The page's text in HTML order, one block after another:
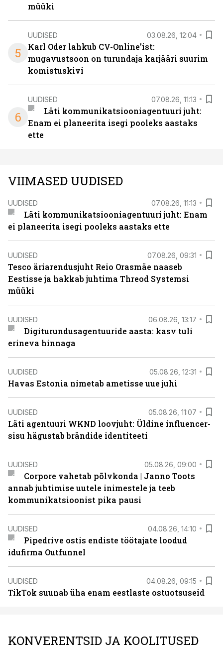
müüki
5
UUDISED 03.08.26, 12:04
Karl Oder lahkub CV-Online’ist:
mugavustsoon on turundaja karjääri suurim
komistuskivi
6
UUDISED 07.08.26, 11:13
Läti kommunikatsiooniagentuuri juht:
Enam ei planeerita isegi pooleks aastaks
ette
VIIMASED UUDISED
UUDISED 07.08.26, 11:13
Läti kommunikatsiooniagentuuri juht: Enam
ei planeerita isegi pooleks aastaks ette
UUDISED 07.08.26, 09:31
Tesco äriarendusjuht Reio Orasmäe naaseb
Eestisse ja hakkab juhtima Threod Systemsi
müüki
UUDISED 06.08.26, 13:17
Digiturundusagentuuride aasta: kasv tuli
erineva hinnaga
UUDISED 05.08.26, 12:31
Havas Estonia nimetab ametisse uue juhi
UUDISED 05.08.26, 11:07
Läti agentuuri WKND loovjuht: Üldine influencer-
sisu hägustab brändide identiteeti
UUDISED 05.08.26, 09:00
Corpore vahetab põlvkonda | Janno Toots
annab juhtimise uutele inimestele ja teeb
kommunikatsioonist pika pausi
UUDISED 04.08.26, 14:10
Pipedrive ostis endiste töötajate loodud
idufirma Outfunnel
UUDISED 04.08.26, 09:15
TikTok suunab üha enam eestlaste ostuotsuseid
KONVERENTSID JA KOOLITUSED